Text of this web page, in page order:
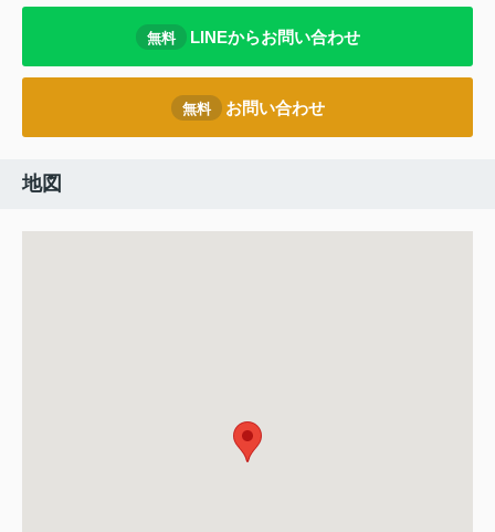
無料 LINEからお問い合わせ
無料 お問い合わせ
地図